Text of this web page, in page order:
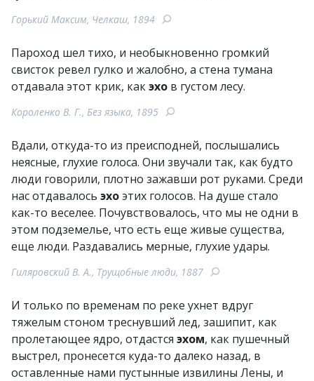
Горький Максим, Челкаш, 1894
Пароход шел тихо, и необыкновенно громкий
свисток ревел гулко и жалобно, а стена тумана
отдавала этот крик, какэхо в густом лесу.
Короленко В. Г., Без языка, 1895
Вдали, откуда-то из преисподней, послышались
неясные, глухие голоса. Они звучали так, как будто
люди говорили, плотно зажавши рот руками. Среди
нас отдавалось эхоэтих голосов. На душе стало
как-то веселее. Почувствовалось, что мы не одни в
этом подземелье, что есть еще живые существа,
еще люди. Раздавались мерные, глухие удары.
Гиляровский В. А., Трущобные люди, 1887
И только по временам по реке ухнет вдруг
тяжелым стоном треснувший лед, зашипит, как
пролетающее ядро, отдастся эхом, как пушечный
выстрел, пронесется куда-то далеко назад, в
оставленные нами пустынные извилины Лены, и